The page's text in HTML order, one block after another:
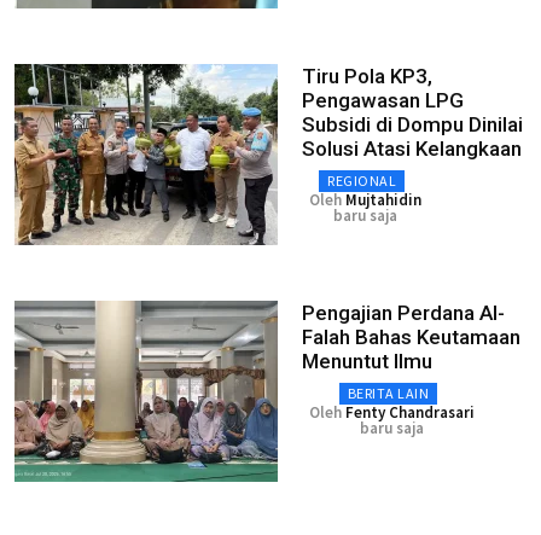
Tiru Pola KP3,
Pengawasan LPG
Subsidi di Dompu Dinilai
Solusi Atasi Kelangkaan
REGIONAL
Oleh Mujtahidin
baru saja
Pengajian Perdana Al-
Falah Bahas Keutamaan
Menuntut Ilmu
BERITA LAIN
Oleh Fenty Chandrasari
baru saja